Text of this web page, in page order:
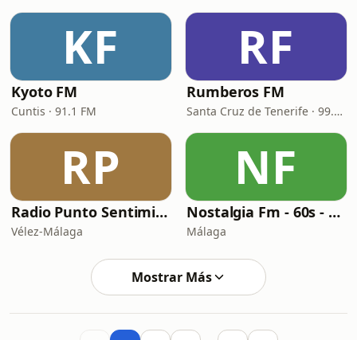
KF
Kyoto FM
Cuntis · 91.1 FM
RF
Rumberos FM
Santa Cruz de Tenerife · 99.2 FM
RP
Radio Punto Sentimientos
Vélez-Málaga
NF
Nostalgia Fm - 60s - 70s
Málaga
Mostrar Más